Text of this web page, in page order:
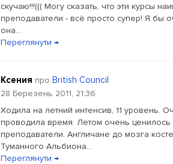
скучаю!!!((( Могу сказать, что эти курсы
преподаватели - всё просто супер! Я бы
она...
Переглянути →
Ксения про British Council
28 Березень 2011, 21:36
Ходила на летний интенсив, 11 уровень.
проводила время. Летом очень ценилось
преподаватели. Англичане до мозга
Туманного Альбиона...
Переглянути →